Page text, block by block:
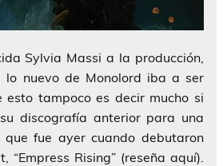
Sylvia Massi a la producción,
lo nuevo de Monolord iba a ser
esto tampoco es decir mucho si
discografía anterior para una
fue ayer cuando debutaron
“Empress Rising” (reseña aquí).